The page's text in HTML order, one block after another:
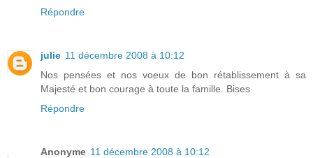
Répondre
julie 11 décembre 2008 à 10:12
Nos pensées et nos voeux de bon rétablissement à sa
Majesté et bon courage à toute la famille. Bises
Répondre
Anonyme 11 décembre 2008 à 10:12